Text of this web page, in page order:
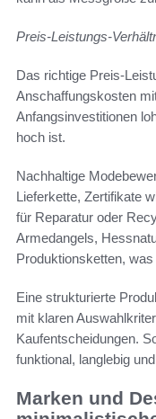
Preis-Leistungs-
Das richtige Preis-
Anschaffungskosten
Anfangsinvestitionen
hoch ist.
Nachhaltige
Lieferkette, Zertifikate
für Reparatur oder
Armedangels,
Produktionsketten,
Eine strukturierte
mit klaren
Kaufentscheidungen.
funktional, langlebig
Marken und